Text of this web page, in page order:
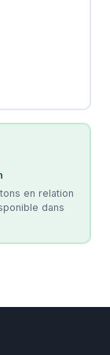
en relation
dans